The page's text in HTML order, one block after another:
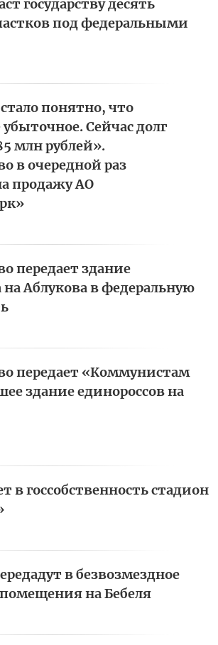
государству десять
под федеральными
понятно, что
Сейчас долг
млн рублей».
в очередной раз
продажу АО
передает здание
Аблукова в федеральную
передает «Коммунистам
здание единороссов на
в госсобственность стадион
в безвозмездное
на Бебеля